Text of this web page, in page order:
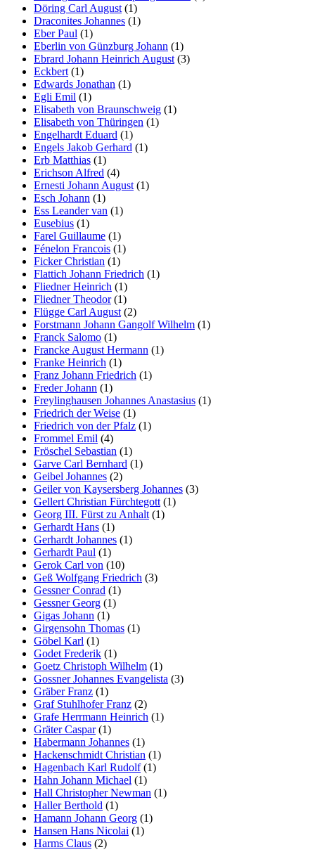
Döring Carl August(1)
Draconites Johannes (1)
Eber Paul (1)
Eberlin von Günzburg Johann (1)
Ebrard Johann Heinrich August(3)
Eckbert(1)
Edwards Jonathan (1)
Egli Emil (1)
Elisabeth von Braunschweig (1)
Elisabeth von Thüringen (1)
Engelhardt Eduard (1)
Engels Jakob Gerhard (1)
Erb Matthias (1)
Erichson Alfred (4)
Ernesti Johann August(1)
Esch Johann (1)
Ess Leander van (1)
Eusebius (1)
Farel Guillaume (1)
Fénelon Francois (1)
Ficker Christian (1)
Flattich Johann Friedrich (1)
Fliedner Heinrich (1)
Fliedner Theodor(1)
Flügge Carl August(2)
Forstmann Johann Gangolf Wilhelm (1)
Franck Salomo (1)
Francke August Hermann (1)
Franke Heinrich (1)
Franz Johann Friedrich (1)
Freder Johann (1)
Freylinghausen Johannes Anastasius (1)
Friedrich der Weise (1)
Friedrich von der Pfalz (1)
Frommel Emil (4)
Fröschel Sebastian (1)
Garve Carl Bernhard (1)
Geibel Johannes (2)
Geiler von Kaysersberg Johannes (3)
Gellert Christian Fürchtegott(1)
Georg III. Fürst zu Anhalt(1)
Gerhardt Hans (1)
Gerhardt Johannes (1)
Gerhardt Paul (1)
Gerok Carl von (10)
Geß Wolfgang Friedrich (3)
Gessner Conrad (1)
Gessner Georg (1)
Gigas Johann (1)
Girgensohn Thomas (1)
Göbel Karl (1)
Godet Frederik (1)
Goetz Christoph Wilhelm (1)
Gossner Johannes Evangelista (3)
Gräber Franz (1)
Graf Stuhlhofer Franz (2)
Grafe Herrmann Heinrich (1)
Gräter Caspar(1)
Habermann Johannes (1)
Hackenschmidt Christian (1)
Hagenbach Karl Rudolf(1)
Hahn Johann Michael (1)
Hall Christopher Newman (1)
Haller Berthold (1)
Hamann Johann Georg (1)
Hansen Hans Nicolai (1)
Harms Claus (2)